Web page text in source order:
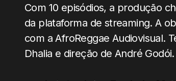
Com 10 episódios, a produção
da plataforma de streaming. A
com a AfroReggae Audiovisual.
Dhalia e direção de André Godói.